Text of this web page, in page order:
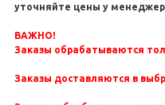
уточняйте цены у
ВАЖНО!
Заказы обрабатываются
Заказы доставляются в